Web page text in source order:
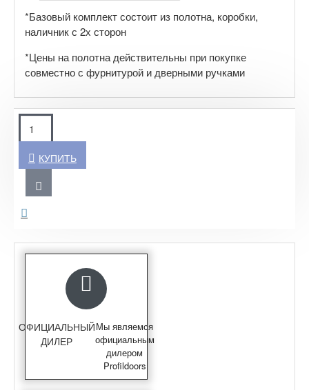
*Базовый комплект состоит из полотна, коробки,
наличник с 2х сторон
*Цены на полотна действительны при покупке
совместно с фурнитурой и дверными ручками
КУПИТЬ
ОФИЦИАЛЬНЫЙ
ДИЛЕР
Мы являемся
официальным
дилером
Profildoors